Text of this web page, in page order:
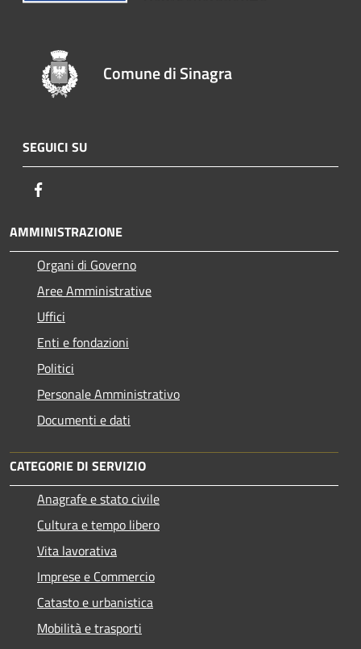
Comune di Sinagra
SEGUICI SU
AMMINISTRAZIONE
Organi di Governo
Aree Amministrative
Uffici
Enti e fondazioni
Politici
Personale Amministrativo
Documenti e dati
CATEGORIE DI SERVIZIO
Anagrafe e stato civile
Cultura e tempo libero
Vita lavorativa
Imprese e Commercio
Catasto e urbanistica
Mobilità e trasporti